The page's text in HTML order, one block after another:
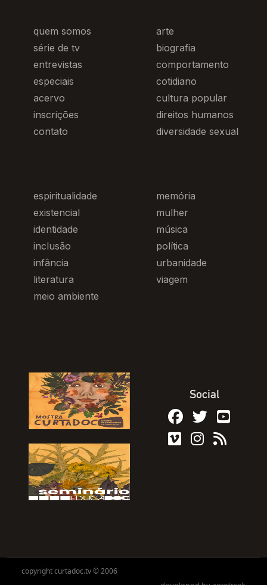
quem somos
série de tv
entrevistas
especiais
acervo
inscrições
contato
arte
biografia
comportamento
cotidiano
cultura popular
direitos humanos
diversidade sexual
espiritualidade
existencial
identidade
inclusão
infância
literatura
meio ambiente
memória
mulher
música
política
urbanidade
viagem
Social
copyright curtadoc.tv © 2006